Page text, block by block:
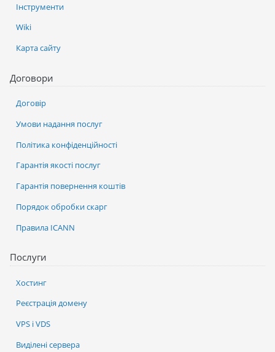
Послуги
Хостинг
Реєстрація домену
VPS і VDS
Виділені сервера
Інструменти
Wiki
Карта сайту
Договори
Договір
Умови надання послуг
Політика конфіденційності
Гарантія якості послуг
Гарантія повернення коштів
Порядок обробки скарг
Правила ICANN